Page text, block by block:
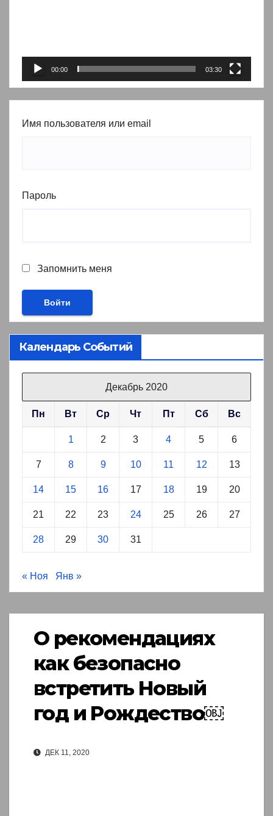
00:00 03:30
Имя пользователя или email
Пароль
Запомнить меня
Календарь Событий
Декабрь 2020
Пн Вт Ср Чт Пт Сб Вс
1 2 3 4 5 6
7 8 9 10 11 12 13
14 15 16 17 18 19 20
21 22 23 24 25 26 27
28 29 30 31
« Ноя Янв »
О рекомендациях
как безопасно
встретить Новый
год и Рождество￼
ДЕК 11, 2020